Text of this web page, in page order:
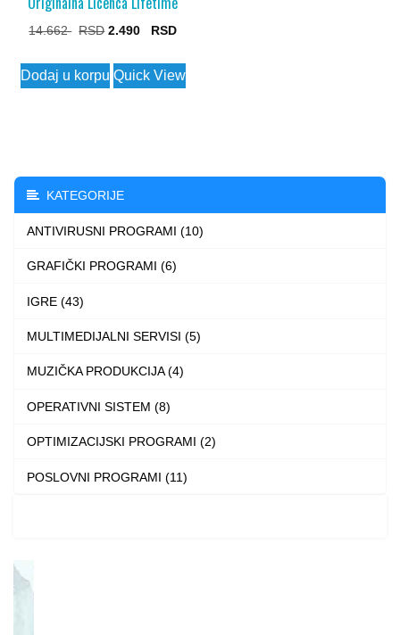
14.662
Original
was:
2.490
Current
is:
Dodaj u korpu Quick View
KATEGORIJE
ANTIVIRUSNI PROGRAMI (10)
GRAFIČKI PROGRAMI (6)
IGRE (43)
MULTIMEDIJALNI SERVISI (5)
MUZIČKA PRODUKCIJA (4)
OPERATIVNI SISTEM (8)
OPTIMIZACIJSKI PROGRAMI (2)
POSLOVNI PROGRAMI (11)